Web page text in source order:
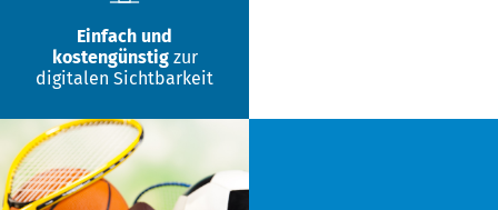
Einfach und
kostengünstigzur
digitalen Sichtbarkeit